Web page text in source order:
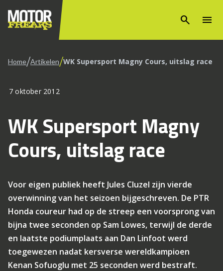
search menu
Home/Artikelen/WK Supersport Magny Cours, uitslag race
7 oktober 2012
WK Supersport Magny
Cours, uitslag race
Voor eigen publiek heeft Jules Cluzel zijn vierde
overwinning van het seizoen bijgeschreven. De PTR
Honda coureur had op de streep een voorsprong van
bijna twee seconden op Sam Lowes, terwijl de derde
en laatste podiumplaats aan Dan Linfoot werd
toegewezen nadat kersverse wereldkampioen
Kenan Sofuoglu met 25 seconden werd bestraft.